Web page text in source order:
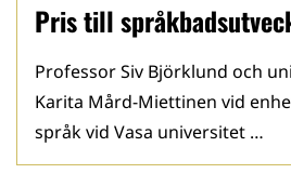
Pris till
Professor Siv Björklund och
Karita Mård-Miettinen vid
språk vid Vasa universitet …